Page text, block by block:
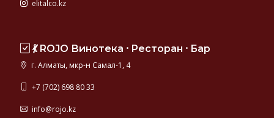
elitalco.kz
💃 ROJO Винотека ⸱ Ресторан ⸱ Бар
г. Алматы, мкр-н Самал-1, 4
+7 (702) 698 80 33
info@rojo.kz